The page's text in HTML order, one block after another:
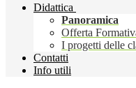
Didattica
Panoramica
Offerta
I progetti delle
Contatti
Info utili